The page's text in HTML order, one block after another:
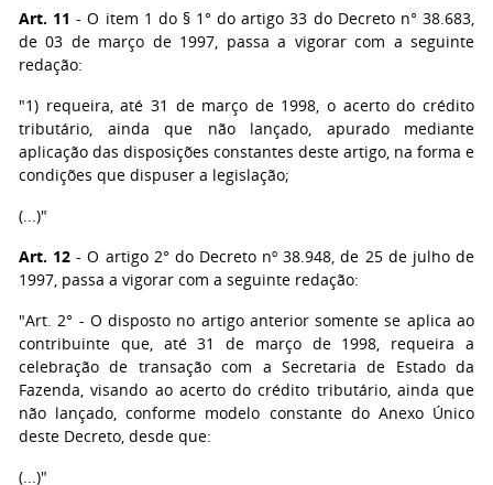
Art. 11 - O item 1 do § 1° do artigo 33 do Decreto n° 38.683,
de 03 de março de 1997, passa a vigorar com a seguinte
redação:
"1) requeira, até 31 de março de 1998, o acerto do crédito
tributário, ainda que não lançado, apurado mediante
aplicação das disposições constantes deste artigo, na forma e
condições que dispuser a legislação;
(...)"
Art. 12 - O artigo 2° do Decreto nº 38.948, de 25 de julho de
1997, passa a vigorar com a seguinte redação:
"Art. 2° - O disposto no artigo anterior somente se aplica ao
contribuinte que, até 31 de março de 1998, requeira a
celebração de transação com a Secretaria de Estado da
Fazenda, visando ao acerto do crédito tributário, ainda que
não lançado, conforme modelo constante do Anexo Único
deste Decreto, desde que:
(...)"